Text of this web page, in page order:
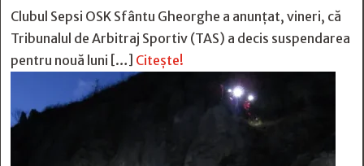
Clubul Sepsi OSK Sfântu Gheorghe a anunțat, vineri, că
Tribunalul de Arbitraj Sportiv (TAS) a decis suspendarea
pentru nouă luni […] Citește!